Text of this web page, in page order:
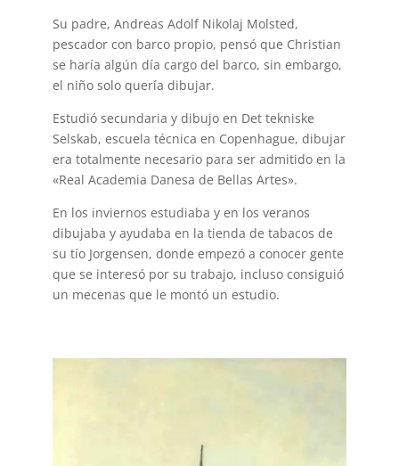
Su padre, Andreas Adolf Nikolaj Molsted,
pescador con barco propio, pensó que Christian
se haría algún día cargo del barco, sin embargo,
el niño solo quería dibujar.
Estudió secundaria y dibujo en Det tekniske
Selskab, escuela técnica en Copenhague, dibujar
era totalmente necesario para ser admitido en la
«Real Academia Danesa de Bellas Artes».
En los inviernos estudiaba y en los veranos
dibujaba y ayudaba en la tienda de tabacos de
su tío Jorgensen, donde empezó a conocer gente
que se interesó por su trabajo, incluso consiguió
un mecenas que le montó un estudio.